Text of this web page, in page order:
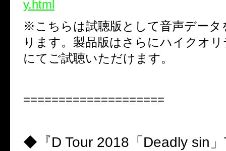
y.html
※こちらは試聴版として音声データ
ります。製品版はさらにハイクオ
にてご試聴いただけます。
====================
◆『D Tour 2018「Deadly sin